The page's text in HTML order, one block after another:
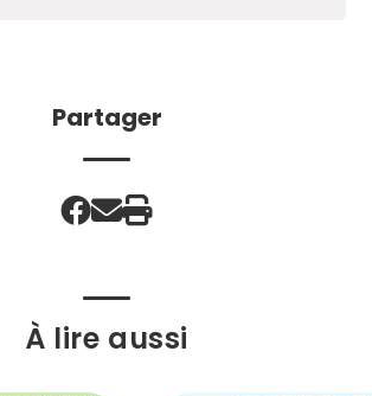
Partager
À lire aussi